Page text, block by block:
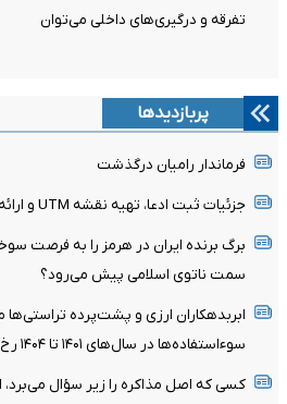
تفرقه و درگیری‌های داخلی می‌توان
پربازدیدها
فرماندار رامیان درگذشت
جزئیات ثبت ادعا، تهیه نقشه UTM و ارائه مادر سند اعلام شد
برگ برنده ایران در هرمز را به فرصت
سمت ناتوی اسلامی پیش می‌رود؟
ابربدهکاران ارزی و پشت‌پرده
سوءاستفاده‌ها در سال‌های ۱۴۰۱ تا ۱۴۰۴ رخ داده است
کسی که اصل مذاکره را زیر سؤال